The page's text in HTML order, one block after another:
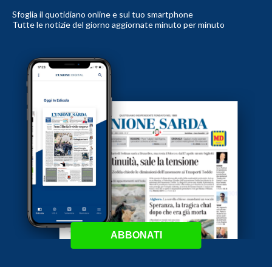
Sfoglia il quotidiano online e sul tuo smartphone
Tutte le notizie del giorno aggiornate minuto per minuto
ABBONATI